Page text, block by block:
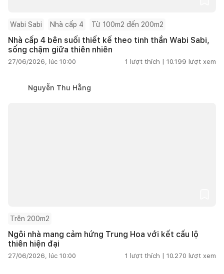
Wabi Sabi Nhà cấp 4 Từ 100m2 đến 200m2
Nhà cấp 4 bên suối thiết kế theo tinh thần Wabi Sabi,
sống chậm giữa thiên nhiên
27/06/2026, lúc 10:00 1 lượt thích | 10.199 lượt xem
Nguyễn Thu Hằng
Trên 200m2
Ngôi nhà mang cảm hứng Trung Hoa với kết cấu lộ
thiên hiện đại
27/06/2026, lúc 10:00 1 lượt thích | 10.270 lượt xem